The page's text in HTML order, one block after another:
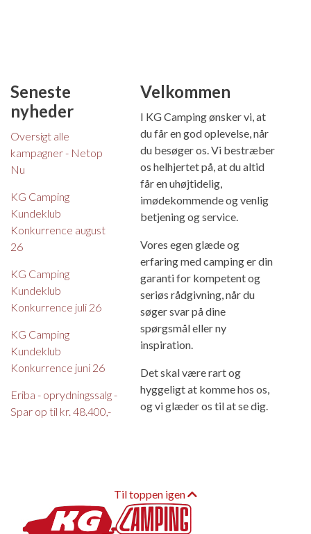
Seneste
nyheder
Oversigt alle
kampagner - Netop
Nu
KG Camping
Kundeklub
Konkurrence august
26
KG Camping
Kundeklub
Konkurrence juli 26
KG Camping
Kundeklub
Konkurrence juni 26
Eriba - oprydningssalg -
Spar op til kr. 48.400,-
Velkommen
I KG Camping ønsker vi, at
du får en god oplevelse, når
du besøger os. Vi bestræber
os helhjertet på, at du altid
får en uhøjtidelig,
imødekommende og venlig
betjening og service.
Vores egen glæde og
erfaring med camping er din
garanti for kompetent og
seriøs rådgivning, når du
søger svar på dine
spørgsmål eller ny
inspiration.
Det skal være rart og
hyggeligt at komme hos os,
og vi glæder os til at se dig.
Til toppen igen